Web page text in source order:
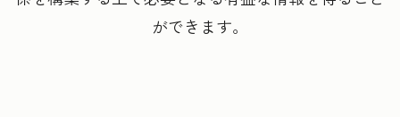
ができます。